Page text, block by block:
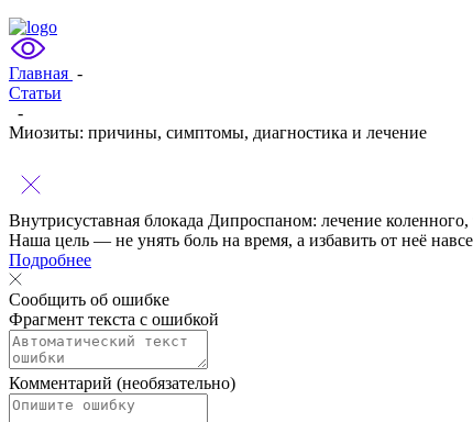
Главная -
Статьи
-
Миозиты: причины, симптомы, диагностика и лечение
Внутрисуставная блокада Дипроспаном: лечение
Наша цель — не унять боль на время, а избавить от неё
Подробнее
Сообщить об ошибке
Фрагмент текста с ошибкой
Комментарий (необязательно)